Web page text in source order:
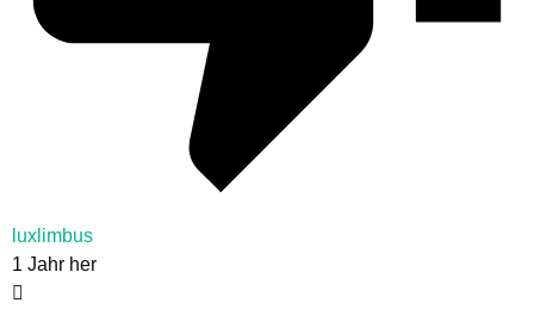
luxlimbus
1 Jahr her